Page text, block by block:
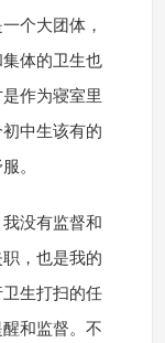
个大团体，
体的卫生也
作为寝室里
中生该有的
。
没有监督和
，也是我的
生打扫的任
和监督。不